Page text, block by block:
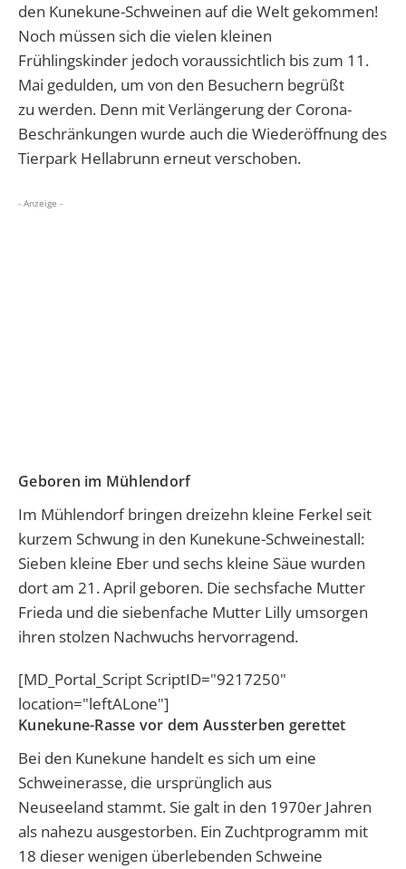
den Kunekune-Schweinen auf die Welt gekommen!
Noch müssen sich die vielen kleinen
Frühlingskinder jedoch voraussichtlich bis zum 11.
Mai gedulden, um von den Besuchern begrüßt
zu werden. Denn mit Verlängerung der Corona-
Beschränkungen wurde auch die Wiederöffnung des
Tierpark Hellabrunn erneut verschoben.
- Anzeige -
Geboren im Mühlendorf
Im Mühlendorf bringen dreizehn kleine Ferkel seit
kurzem Schwung in den Kunekune-Schweinestall:
Sieben kleine Eber und sechs kleine Säue wurden
dort am 21. April geboren. Die sechsfache Mutter
Frieda und die siebenfache Mutter Lilly umsorgen
ihren stolzen Nachwuchs hervorragend.
[MD_Portal_Script ScriptID="9217250"
location="leftALone"]
Kunekune-Rasse vor dem Aussterben gerettet
Bei den Kunekune handelt es sich um eine
Schweinerasse, die ursprünglich aus
Neuseeland stammt. Sie galt in den 1970er Jahren
als nahezu ausgestorben. Ein Zuchtprogramm mit
18 dieser wenigen überlebenden Schweine